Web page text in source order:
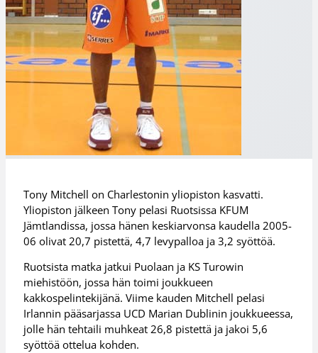
Tony Mitchell on Charlestonin yliopiston kasvatti.
Yliopiston jälkeen Tony pelasi Ruotsissa KFUM
Jämtlandissa, jossa hänen keskiarvonsa kaudella 2005-
06 olivat 20,7 pistettä, 4,7 levypalloa ja 3,2 syöttöä.
Ruotsista matka jatkui Puolaan ja KS Turowin
miehistöön, jossa hän toimi joukkueen
kakkospelintekijänä. Viime kauden Mitchell pelasi
Irlannin pääsarjassa UCD Marian Dublinin joukkueessa,
jolle hän tehtaili muhkeat 26,8 pistettä ja jakoi 5,6
syöttöä ottelua kohden.